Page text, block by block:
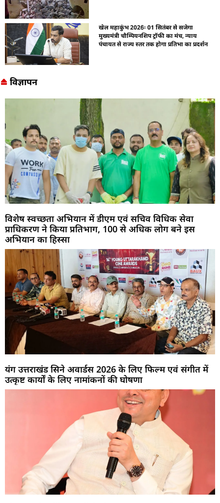
खेल महाकुंभ 2026ः 01 सितंबर से सजेगा
मुख्यमंत्री चौम्पियनशिप ट्रॉफी का मंच, न्याय
पंचायत से राज्य स्तर तक होगा प्रतिभा का प्रदर्शन
विज्ञापन
विशेष स्वच्छता अभियान में डीएम एवं सचिव विधिक सेवा
प्राधिकरण ने किया प्रतिभाग, 100 से अधिक लोग बने इस
अभियान का हिस्सा
यंग उत्तराखंड सिने अवार्डस 2026 के लिए फिल्म एवं संगीत में
उत्कृष्ट कार्यों के लिए नामांकनों की घोषणा